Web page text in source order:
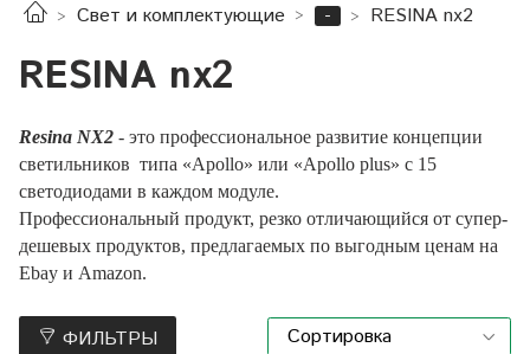
Свет и комплектующие - RESINA nx2
RESINA nx2
Resina NX2 - это профессиональное развитие концепции
светильников типа «Apollo» или «Apollo plus» с 15
светодиодами в каждом модуле.
Профессиональный продукт, резко отличающийся от супер-
дешевых продуктов, предлагаемых по выгодным ценам на
Ebay и Amazon.
ФИЛЬТРЫ